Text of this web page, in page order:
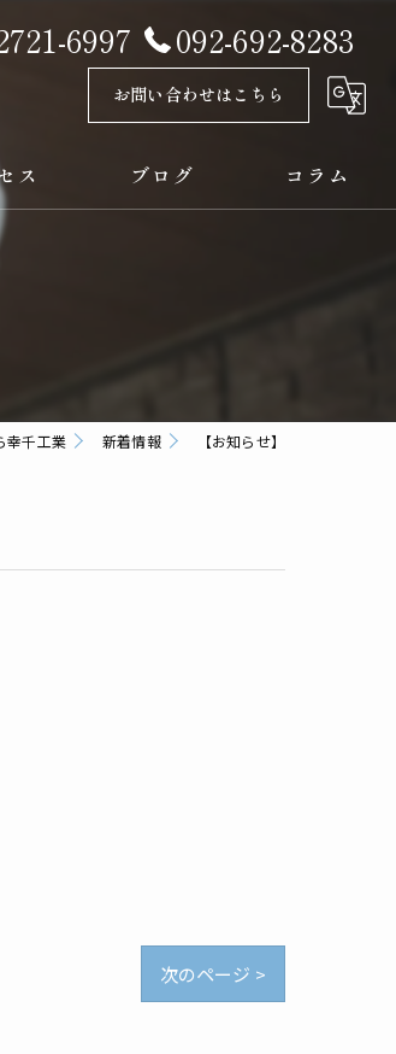
6997 092-692-8283
お問い合わせはこちら
ス ブログ コラム
幸千工業 新着情報 【お知らせ】
次のページ >